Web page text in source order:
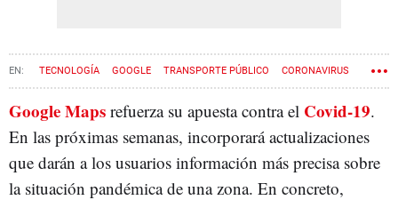
TECNOLOGÍA GOOGLE TRANSPORTE PÚBLICO CORONAVIRUS
Google Maps refuerza su apuesta contra el Covid-19.
En las próximas semanas, incorporará actualizaciones
que darán a los usuarios información más precisa sobre
la situación pandémica de una zona. En concreto,